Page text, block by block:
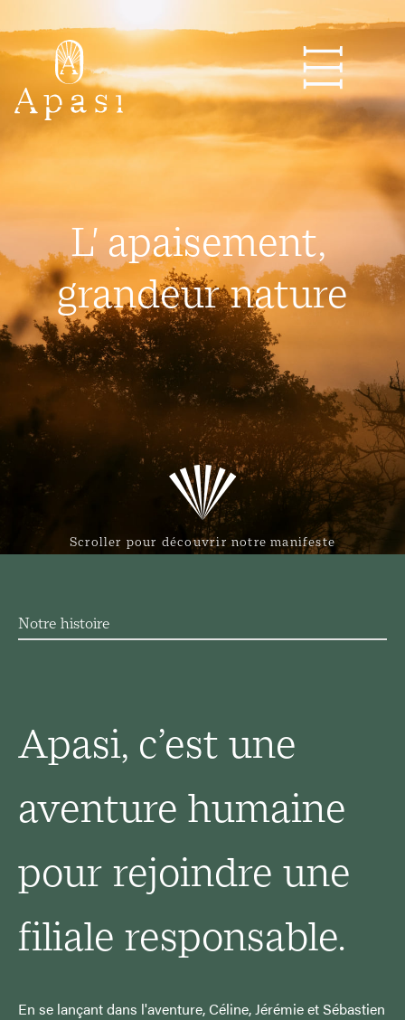
L' apaisement,
grandeur nature
Scroller pour découvrir notre manifeste
Notre histoire
Apasi, c’est une
aventure humaine
pour rejoindre une
filiale responsable.
En se lançant dans l'aventure, Céline, Jérémie et Sébastien